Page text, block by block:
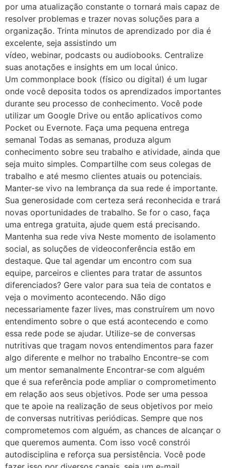
por uma atualização constante o tornará mais capaz de
resolver problemas e trazer novas soluções para a
organização. Trinta minutos de aprendizado por dia é
excelente, seja assistindo um
vídeo, webinar, podcasts ou audiobooks. Centralize
suas anotações e insights em um local único.
Um commonplace book (físico ou digital) é um lugar
onde você deposita todos os aprendizados importantes
durante seu processo de conhecimento. Você pode
utilizar um Google Drive ou então aplicativos como
Pocket ou Evernote. Faça uma pequena entrega
semanal Todas as semanas, produza algum
conhecimento sobre seu trabalho e atividade, ainda que
seja muito simples. Compartilhe com seus colegas de
trabalho e até mesmo clientes atuais ou potenciais.
Manter-se vivo na lembrança da sua rede é importante.
Sua generosidade com certeza será reconhecida e trará
novas oportunidades de trabalho. Se for o caso, faça
uma entrega gratuita, ajude quem está precisando.
Mantenha sua rede viva Neste momento de isolamento
social, as soluções de videoconferência estão em
destaque. Que tal agendar um encontro com sua
equipe, parceiros e clientes para tratar de assuntos
diferenciados? Gere valor para sua teia de contatos e
veja o movimento acontecendo. Não digo
necessariamente fazer lives, mas construírem um novo
entendimento sobre o que está acontecendo e como
essa rede pode se ajudar. Utilize-se de conversas
nutritivas que tragam novos entendimentos para fazer
algo diferente e melhor no trabalho Encontre-se com
um mentor semanalmente Encontrar-se com alguém
que é sua referência pode ampliar o comprometimento
em relação aos seus objetivos. Pode ser uma pessoa
que te apoie na realização de seus objetivos por meio
de conversas nutritivas periódicas. Sempre que nos
comprometemos com alguém, as chances de alcançar o
que queremos aumenta. Com isso você constrói
autodisciplina e reforça sua persistência. Você pode